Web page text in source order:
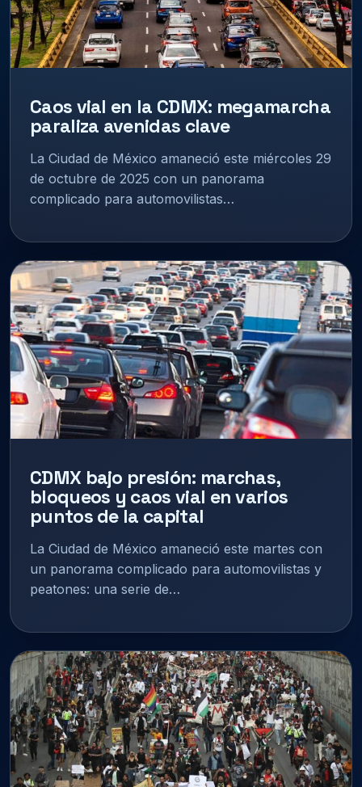
Caos vial en la CDMX: megamarcha
paraliza avenidas clave
La Ciudad de México amaneció este miércoles 29
de octubre de 2025 con un panorama
complicado para automovilistas…
CDMX bajo presión: marchas,
bloqueos y caos vial en varios
puntos de la capital
La Ciudad de México amaneció este martes con
un panorama complicado para automovilistas y
peatones: una serie de…